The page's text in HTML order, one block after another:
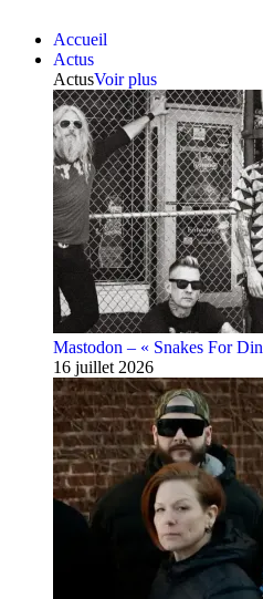
Accueil
Actus
ActusVoir plus
Mastodon – « Snakes For
16 juillet 2026